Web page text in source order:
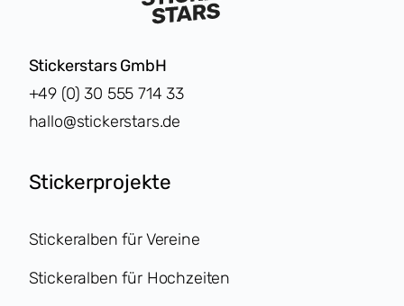
Stickerstars GmbH
+49 (0) 30 555 714 33
hallo@stickerstars.de
Stickerprojekte
Stickeralben für Vereine
Stickeralben für Hochzeiten